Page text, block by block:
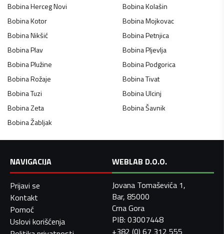
BobinaHerceg Novi BobinaKolašin
BobinaKotor BobinaMojkovac
BobinaNikšić BobinaPetnjica
BobinaPlav BobinaPljevlja
BobinaPlužine BobinaPodgorica
BobinaRožaje BobinaTivat
BobinaTuzi BobinaUlcinj
BobinaZeta BobinaŠavnik
BobinaŽabljak
NAVIGACIJA
Prijavi se
Kontakt
Pomoć
Uslovi korišćenja
WEBLAB D.O.O.
Jovana Tomaševića 1,
Bar, 85000
Crna Gora
PIB: 03007448
+382 (0) 67 312 555